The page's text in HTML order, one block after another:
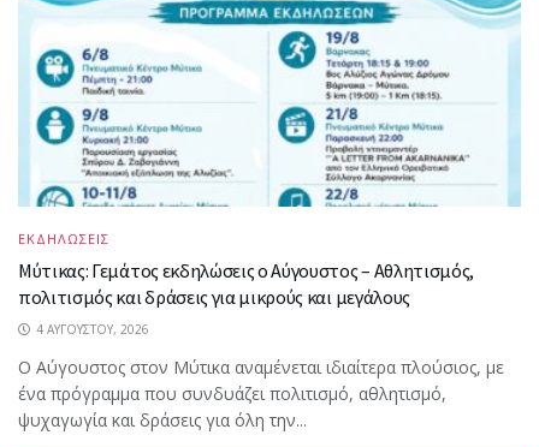
ΕΚΔΗΛΩΣΕΙΣ
Μύτικας: Γεμάτος εκδηλώσεις ο Αύγουστος – Αθλητισμός,
πολιτισμός και δράσεις για μικρούς και μεγάλους
4 ΑΥΓΟΎΣΤΟΥ, 2026
Ο Αύγουστος στον Μύτικα αναμένεται ιδιαίτερα πλούσιος, με
ένα πρόγραμμα που συνδυάζει πολιτισμό, αθλητισμό,
ψυχαγωγία και δράσεις για όλη την...